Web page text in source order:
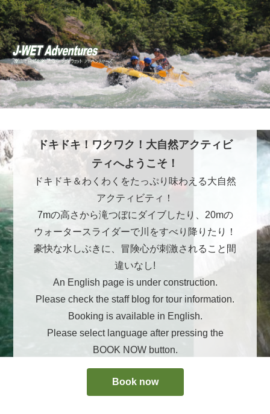
ドキドキ！ワクワク！大自然アクティビ
ティへようこそ！
ドキドキ＆わくわくをたっぷり味わえる大自然
アクティビティ！
7mの高さから滝つぼにダイブしたり、20mの
ウォータースライダーで川をすべり降りたり！
豪快な水しぶきに、冒険心が刺激されること間
違いなし!
An English page is under construction.
Please check the staff blog for tour information.
Booking is available in English.
Please select language after pressing the
BOOK NOW button.
Book now